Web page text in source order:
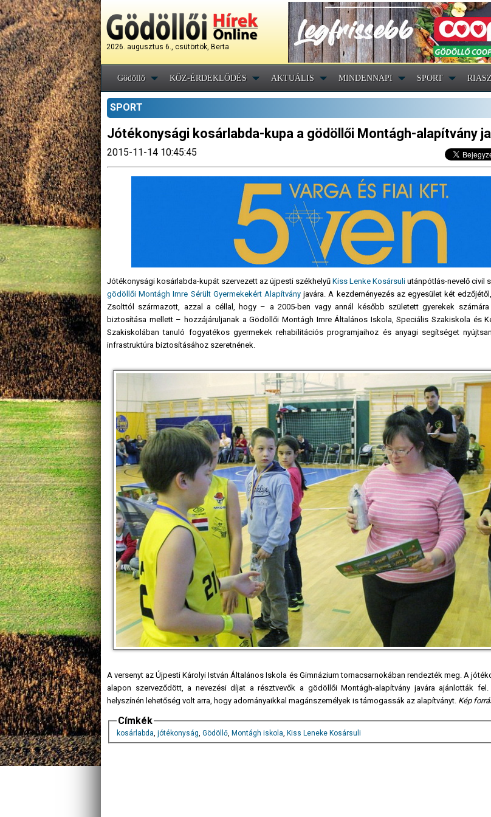
2026. augusztus 6., csütörtök, Berta
Gödöllő KÖZ-ÉRDEKLŐDÉS AKTUÁLIS MINDENNAPI SPORT
SPORT
Jótékonysági kosárlabda-kupa a gödöllői Montágh-alapítvány
2015-11-14 10:45:45
Jótékonysági kosárlabda-kupát szervezett az újpesti székhelyű Kiss Lenke Kosársuli utánpótlás-nevelő civil
gödöllői Montágh Imre Sérült Gyermekekért Alapítványjavára. A kezdeményezés az egyesület két
Zsolttól származott, azzal a céllal, hogy – a 2005-ben vagy annál később született gyerekek számára
biztosítása mellett – hozzájáruljanak a Gödöllői Montágh Imre Általános Iskola, Speciális Szakiskola és
Szakiskolában tanuló fogyatékos gyermekek rehabilitációs programjaihoz és anyagi segítséget
infrastruktúra biztosításához szeretnének.
A versenyt az Újpesti Károlyi István Általános Iskola és Gimnázium tornacsarnokában rendezték meg. A
alapon szerveződött, a nevezési díjat a résztvevők a gödöllői Montágh-alapítvány javára ajánlották
helyszínén lehetőség volt arra, hogy adományaikkal magánszemélyek is támogassák az alapítványt. Kép
Címkék
kosárlabda, jótékonyság, Gödöllő, Montágh iskola, Kiss Leneke Kosársuli